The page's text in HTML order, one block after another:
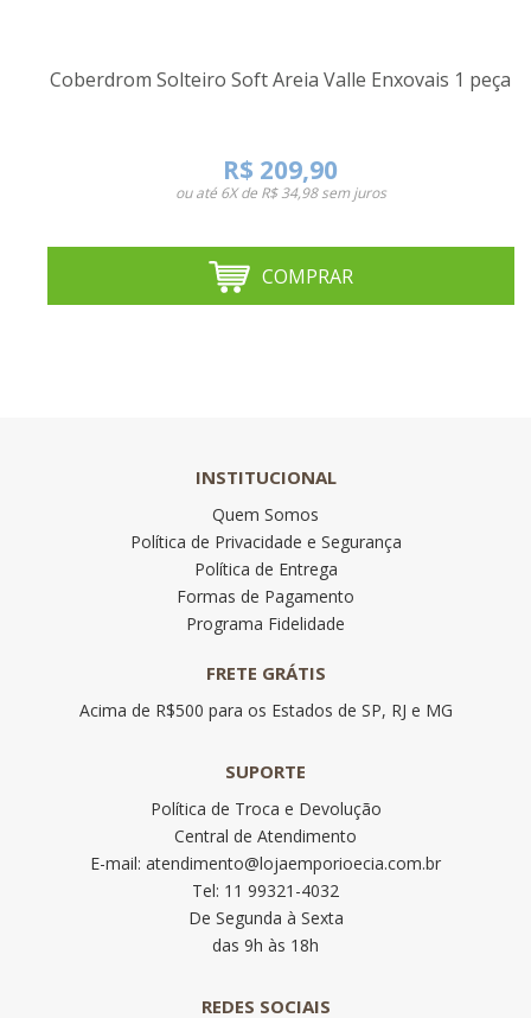
Coberdrom Solteiro Soft Areia Valle Enxovais 1 peça
R$ 209,90
ou até6X de R$ 34,98sem juros
COMPRAR
INSTITUCIONAL
Quem Somos
Política de Privacidade e Segurança
Política de Entrega
Formas de Pagamento
Programa Fidelidade
FRETE GRÁTIS
Acima de R$500 para os Estados de SP, RJ e MG
SUPORTE
Política de Troca e Devolução
Central de Atendimento
E-mail: atendimento@lojaemporioecia.com.br
Tel: 11 99321-4032
De Segunda à Sexta
das 9h às 18h
REDES SOCIAIS